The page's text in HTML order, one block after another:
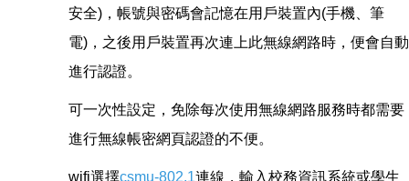
安全)，帳號與密碼會記憶在用戶裝置內(手機、筆
電)，之後用戶裝置再次連上此無線網路時，便會自動
進行認證。
可一次性設定，免除每次使用無線網路服務時都需要
進行無線帳密網頁認證的不便。
wifi選擇csmu-802.1連線，輸入校務資訊系統或學生